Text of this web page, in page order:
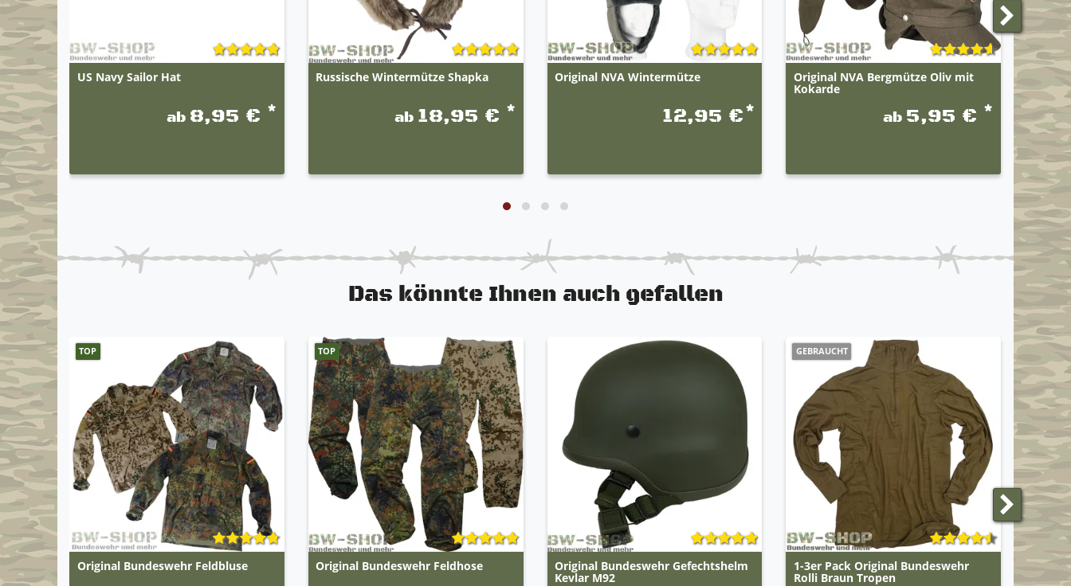
US Navy Sailor Hat
ab 8,95 € *
Russische Wintermütze Shapka
ab 18,95 € *
Original NVA Wintermütze
12,95 €*
Original NVA Bergmütze Oliv mit
Kokarde
ab 5,95 € *
Das könnte Ihnen auch gefallen
TOP
Original Bundeswehr Feldbluse
TOP
Original Bundeswehr Feldhose Original Bundeswehr Gefechtshelm
Kevlar M92
GEBRAUCHT
1-3er Pack Original Bundeswehr
Rolli Braun Tropen